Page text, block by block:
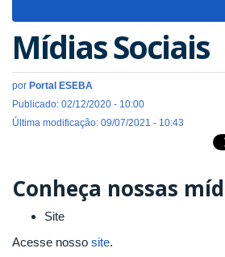
Mídias Sociais
por Portal ESEBA
Publicado: 02/12/2020 - 10:00
Última modificação: 09/07/2021 - 10:43
Conheça nossas
Site
Acesse nosso site.